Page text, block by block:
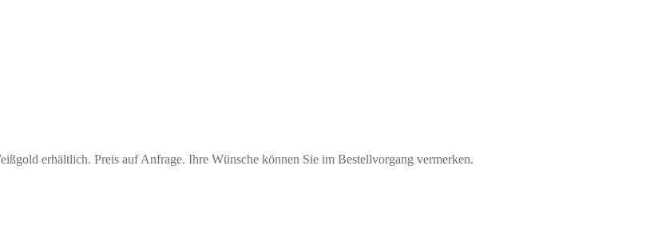
erhältlich. Preis auf Anfrage. Ihre Wünsche können Sie im Bestellvorgang vermerken.